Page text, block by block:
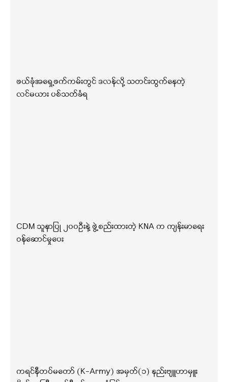
ဖယ်ခုံအရှေ့ဖက်ကမ်းတွင် ဒလန်လို့ သတင်းထွက်နေတဲ့
လင်မယား ပစ်သတ်ခံရ
CDM သူနာပြု ၂၀၀ဦးနဲ့ ဖွဲ့စည်းထားတဲ့ KNA က ကျန်းမာရေး
ဝန်ဆောင်မှုပေး
ကရင်နီတပ်မတော် (K-Army) အမှတ်(၁) နည်းဗျူဟာမှူး